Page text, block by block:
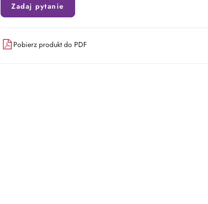
Zadaj pytanie
Pobierz produkt do PDF